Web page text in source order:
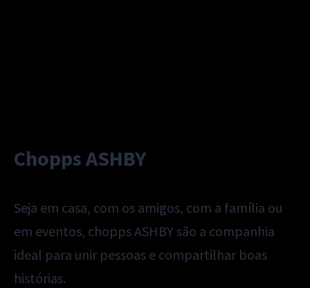
Chopps ASHBY
Seja em casa, com os amigos, com a família ou
em eventos, chopps ASHBY são a companhia
ideal para unir pessoas e compartilhar boas
histórias.